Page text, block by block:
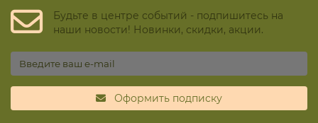
Будьте в центре событий - подпишитесь на
наши новости! Новинки, скидки, акции.
Оформить подписку